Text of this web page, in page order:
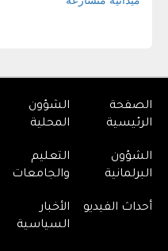
الصفحة
الرئيسية
الشؤون
المحلية
الشؤون
البرلمانية
التعليم
والجامعات
أحداث الفيديو
الأخبار
السياسية